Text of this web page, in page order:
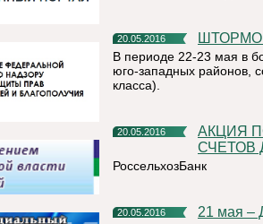
20.05.2016
В периоде 22-23 мая в
юго-западных районов,
класса).
20.05.2016
АКЦИЯ ПО БЕСПЛАТНОМУ ОТКРЫТИЮ РАСЧЕТНЫХ
СЧЕТОВ
РоссельхозБанк
20.05.2016 21 мая